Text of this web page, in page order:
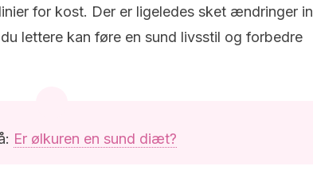
for kost. Der er ligeledes sket ændringer in
lettere kan føre en sund livsstil og forbedre
Er ølkuren en sund diæt?